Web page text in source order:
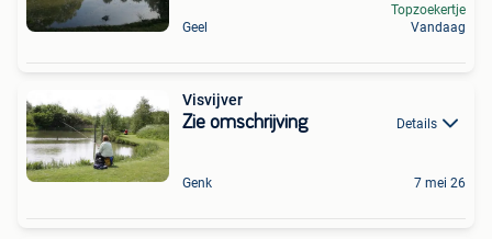
Geel
Topzoekertje
Vandaag
Visvijver
Zie omschrijving Details
Genk 7 mei 26